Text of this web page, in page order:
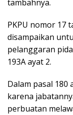
tambahnya.
PKPU nomor 17
disampaikan
pelanggaran
193A ayat 2.
Dalam pasal 180
karena
perbuatan